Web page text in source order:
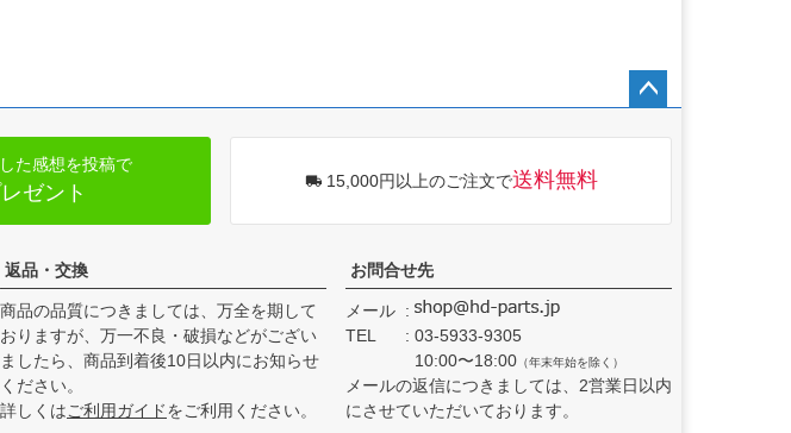
た感想を投稿で
ゼント 15,000円以上のご注文で送料無料
返品・交換
商品の品質につきましては、万全を期して
おりますが、万一不良・破損などがござい
ましたら、商品到着後10日以内にお知らせ
ください。
詳しくはご利用ガイドをご利用ください。
お問合せ先
メール
TEL
03-5933-9305
10:00〜18:00 （年末年始を除く）
メールの返信につきましては、2営業日以内
にさせていただいております。